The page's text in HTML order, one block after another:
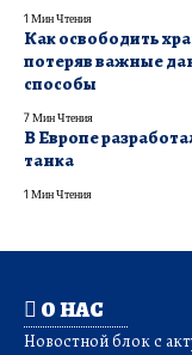
1 Мин Чтения
Как освободить
потеряв важные
способы
7 Мин Чтения
В Европе
танка
1 Мин Чтения
О НАС
Новостной блок с